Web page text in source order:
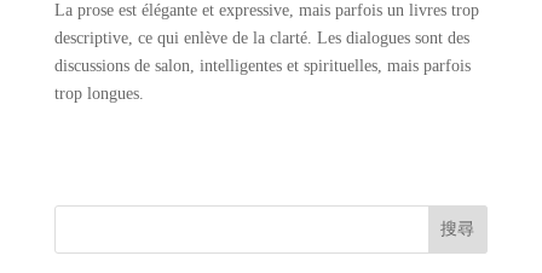
La prose est élégante et expressive, mais parfois un livres trop
descriptive, ce qui enlève de la clarté. Les dialogues sont des
discussions de salon, intelligentes et spirituelles, mais parfois
trop longues.
搜尋